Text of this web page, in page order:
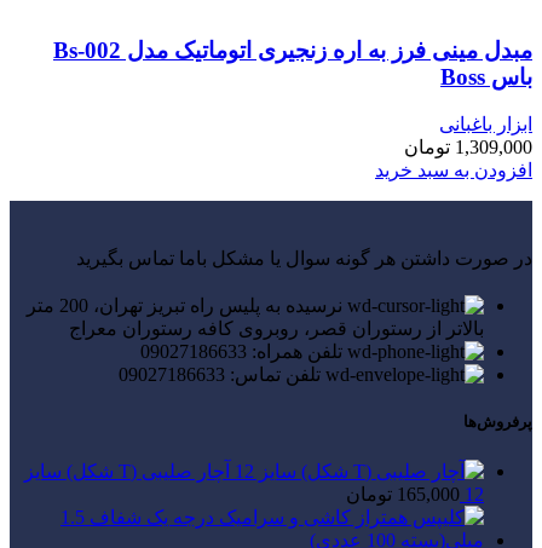
مبدل مینی فرز به اره زنجیری اتوماتیک مدل Bs-002
باس Boss
ابزار باغبانی
1,309,000 تومان
افزودن به سبد خرید
در صورت داشتن هر گونه سوال یا مشکل باما تماس بگیرید
نرسیده به پلیس راه تبریز تهران، 200 متر
بالاتر از رستوران قصر، روبروی کافه رستوران معراج
تلفن همراه: 09027186633
تلفن تماس: 09027186633
پرفروش‌ها
آچار صلیبی (T شکل) سایز
12
165,000 تومان